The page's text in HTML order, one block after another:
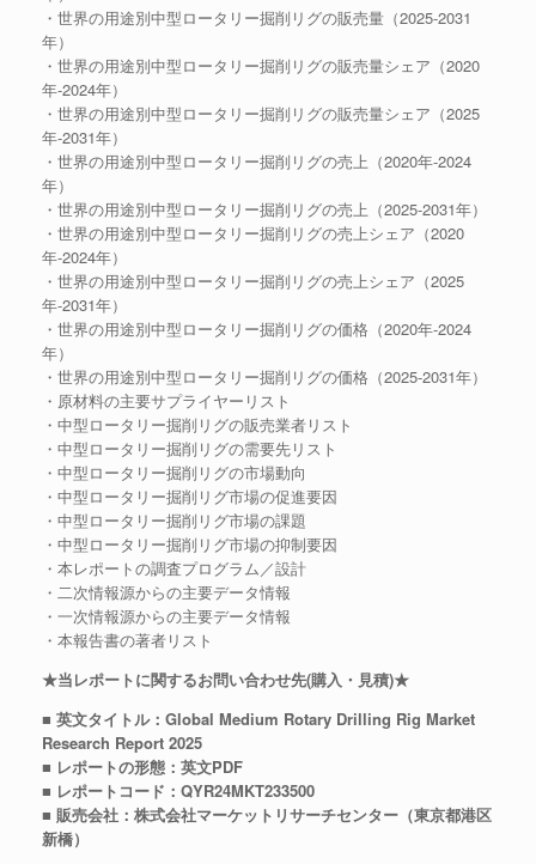
・世界の用途別中型ロータリー掘削リグの販売量（2025-2031
年）
・世界の用途別中型ロータリー掘削リグの販売量シェア（2020
年-2024年）
・世界の用途別中型ロータリー掘削リグの販売量シェア（2025
年-2031年）
・世界の用途別中型ロータリー掘削リグの売上（2020年-2024
年）
・世界の用途別中型ロータリー掘削リグの売上（2025-2031年）
・世界の用途別中型ロータリー掘削リグの売上シェア（2020
年-2024年）
・世界の用途別中型ロータリー掘削リグの売上シェア（2025
年-2031年）
・世界の用途別中型ロータリー掘削リグの価格（2020年-2024
年）
・世界の用途別中型ロータリー掘削リグの価格（2025-2031年）
・原材料の主要サプライヤーリスト
・中型ロータリー掘削リグの販売業者リスト
・中型ロータリー掘削リグの需要先リスト
・中型ロータリー掘削リグの市場動向
・中型ロータリー掘削リグ市場の促進要因
・中型ロータリー掘削リグ市場の課題
・中型ロータリー掘削リグ市場の抑制要因
・本レポートの調査プログラム／設計
・二次情報源からの主要データ情報
・一次情報源からの主要データ情報
・本報告書の著者リスト
★当レポートに関するお問い合わせ先(購入・見積)★
■ 英文タイトル：Global Medium Rotary Drilling Rig Market
Research Report 2025
■ レポートの形態：英文PDF
■ レポートコード：QYR24MKT233500
■ 販売会社：株式会社マーケットリサーチセンター（東京都港区
新橋）